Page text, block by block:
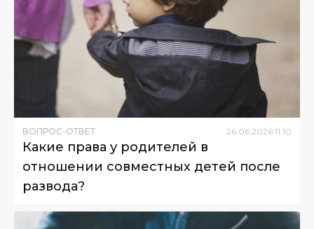
ВОПРОС-ОТВЕТ 26.06.2026 11:10
Какие права у родителей в
отношении совместных детей после
развода?